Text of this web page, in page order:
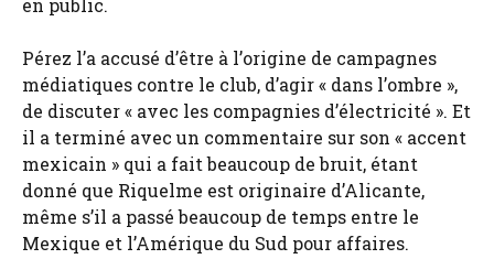
en public.
Pérez l’a accusé d’être à l’origine de campagnes
médiatiques contre le club, d’agir « dans l’ombre »,
de discuter « avec les compagnies d’électricité ». Et
il a terminé avec un commentaire sur son « accent
mexicain » qui a fait beaucoup de bruit, étant
donné que Riquelme est originaire d’Alicante,
même s’il a passé beaucoup de temps entre le
Mexique et l’Amérique du Sud pour affaires.